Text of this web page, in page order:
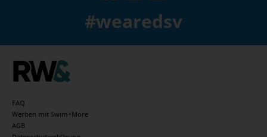
#wearedsv
FAQ
Werben mit Swim+More
AGB